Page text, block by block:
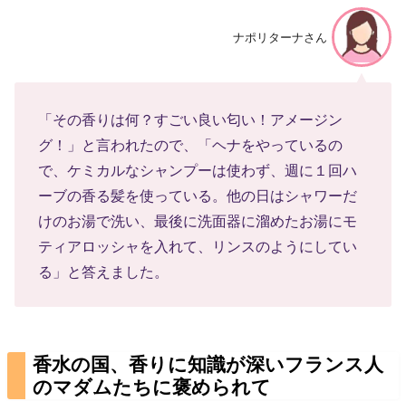
ナポリターナさん
「その香りは何？すごい良い匂い！アメージン
グ！」と言われたので、「ヘナをやっているの
で、ケミカルなシャンプーは使わず、週に１回ハ
ーブの香る髪を使っている。他の日はシャワーだ
けのお湯で洗い、最後に洗面器に溜めたお湯にモ
ティアロッシャを入れて、リンスのようにしてい
る」と答えました。
香水の国、香りに知識が深いフランス人
のマダムたちに褒められて